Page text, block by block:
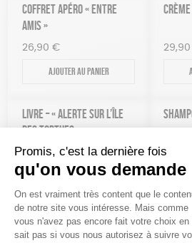
COFFRET APÉRO « ENTRE
AMIS »
26,90 €
Ajouter au panier
29,90
LIVRE – « ALERTE SUR L’ÎLE
DES TORTUES »
10,90 €
Ajouter au panier
14,00
CARTE FLORALE PARFUMÉE À
LA ROSE